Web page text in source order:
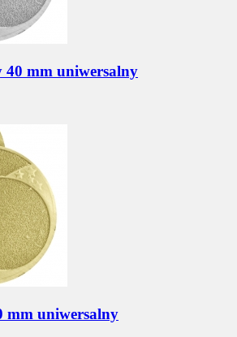
40 mm uniwersalny
mm uniwersalny